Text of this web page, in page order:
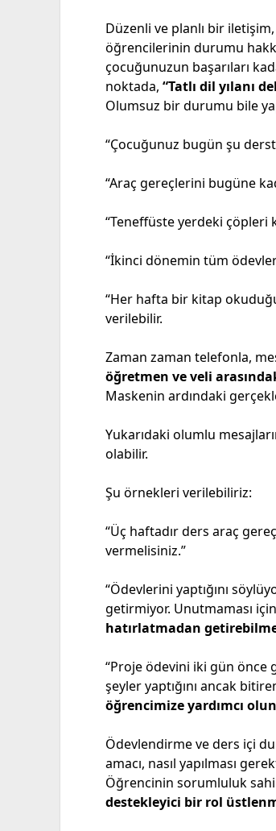
Düzenli ve planlı bir
öğrencilerinin durumu
çocuğunuzun başarıları
noktada, “Tatlı dil yılanı
Olumsuz bir durumu bile
“Çocuğunuz bugün şu
“Araç gereçlerini bugüne
“Teneffüste yerdeki çöpleri
“İkinci dönemin tüm
“Her hafta bir kitap
verilebilir.
Zaman zaman telefonla,
öğretmen ve veli
Maskenin ardındaki
Yukarıdaki olumlu
olabilir.
Şu örnekleri verilebiliriz:
“Üç haftadır ders araç
vermelisiniz.”
“Ödevlerini yaptığını
getirmiyor. Unutmaması
hatırlatmadan
“Proje ödevini iki gün önce
şeyler yaptığını ancak
öğrencimize yardımcı
Ödevlendirme ve ders içi
amacı, nasıl yapılması
Öğrencinin sorumluluk
destekleyici bir rol